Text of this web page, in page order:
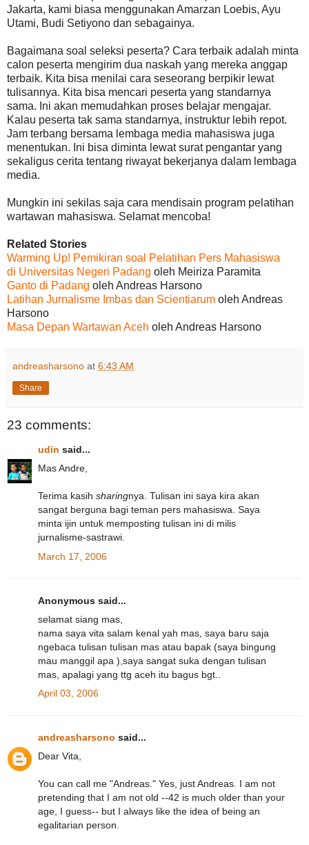
Jakarta, kami biasa menggunakan Amarzan Loebis, Ayu
Utami, Budi Setiyono dan sebagainya.
Bagaimana soal seleksi peserta? Cara terbaik adalah minta
calon peserta mengirim dua naskah yang mereka anggap
terbaik. Kita bisa menilai cara seseorang berpikir lewat
tulisannya. Kita bisa mencari peserta yang standarnya
sama. Ini akan memudahkan proses belajar mengajar.
Kalau peserta tak sama standarnya, instruktur lebih repot.
Jam terbang bersama lembaga media mahasiswa juga
menentukan. Ini bisa diminta lewat surat pengantar yang
sekaligus cerita tentang riwayat bekerjanya dalam lembaga
media.
Mungkin ini sekilas saja cara mendisain program pelatihan
wartawan mahasiswa. Selamat mencoba!
Related Stories
Warming Up! Pemikiran soal Pelatihan Pers Mahasiswa
di Universitas Negeri Padang oleh Meiriza Paramita
Ganto di Padang oleh Andreas Harsono
Latihan Jurnalisme Imbas dan Scientiarum oleh Andreas
Harsono
Masa Depan Wartawan Aceh oleh Andreas Harsono
andreasharsono at 6:43 AM
Share
23 comments:
udin said...
Mas Andre,
Terima kasih sharingnya. Tulisan ini saya kira akan
sangat berguna bagi teman pers mahasiswa. Saya
minta ijin untuk memposting tulisan ini di milis
jurnalisme-sastrawi.
March 17, 2006
Anonymous said...
selamat siang mas,
nama saya vita salam kenal yah mas, saya baru saja
ngebaca tulisan tulisan mas atau bapak (saya bingung
mau manggil apa ),saya sangat suka dengan tulisan
mas, apalagi yang ttg aceh itu bagus bgt..
April 03, 2006
andreasharsono said...
Dear Vita,
You can call me "Andreas." Yes, just Andreas. I am not
pretending that I am not old --42 is much older than your
age, I guess-- but I always like the idea of being an
egalitarian person.